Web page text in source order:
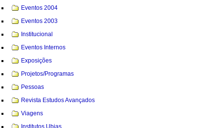
Eventos 2004
Eventos 2003
Institucional
Eventos Internos
Exposições
Projetos/Programas
Pessoas
Revista Estudos Avançados
Viagens
Institutos Ubias